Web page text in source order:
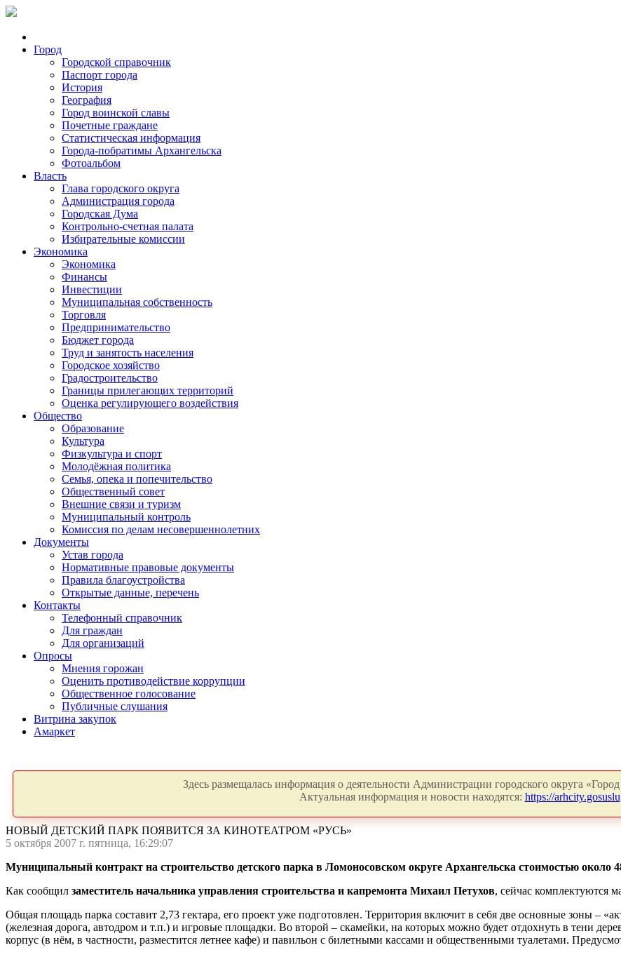
Город
Городской справочник
Паспорт города
История
География
Город воинской славы
Почетные граждане
Статистическая информация
Города-побратимы Архангельска
Фотоальбом
Власть
Глава городского округа
Администрация города
Городская Дума
Контрольно-счетная палата
Избирательные комиссии
Экономика
Экономика
Финансы
Инвестиции
Муниципальная собственность
Торговля
Предпринимательство
Бюджет города
Труд и занятость населения
Городское хозяйство
Градостроительство
Границы прилегающих территорий
Оценка регулирующего воздействия
Общество
Образование
Культура
Физкультура и спорт
Молодёжная политика
Семья, опека и попечительство
Общественный совет
Внешние связи и туризм
Муниципальный контроль
Комиссия по делам несовершеннолетних
Документы
Устав города
Нормативные правовые документы
Правила благоустройства
Открытые данные, перечень
Контакты
Телефонный справочник
Для граждан
Для организаций
Опросы
Мнения горожан
Оценить противодействие коррупции
Общественное голосование
Публичные слушания
Витрина закупок
Амаркет
Здесь размещалась информация о деятельности Администрации городского округа
Актуальная информация и новости находятся: https://
НОВЫЙ ДЕТСКИЙ ПАРК ПОЯВИТСЯ ЗА КИНОТЕАТРОМ «РУСЬ»
5 октября 2007 г. пятница, 16:29:07
Муниципальный контракт на строительство детского парка в Ломоносовском округе Архангельска стоимостью
Как сообщил заместитель начальника управления строительства и капремонта Михаил Петухов, сейчас комплектуются
Общая площадь парка составит 2,73 гектара, его проект уже подготовлен. Территория включит в себя две основные зоны –
(железная дорога, автодром и т.п.) и игровые площадки. Во второй – скамейки, на которых можно будет отдохнуть в тени
корпус (в нём, в частности, разместится летнее кафе) и павильон с билетными кассами и общественными туалетами.